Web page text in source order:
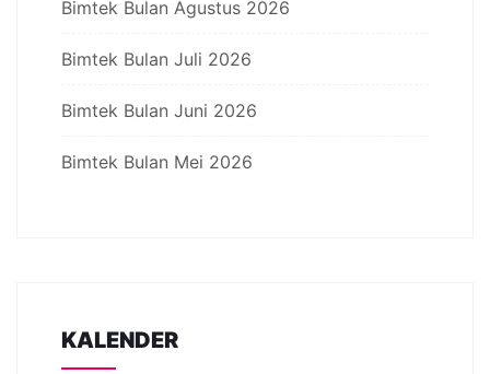
Bimtek Bulan Agustus 2026
Bimtek Bulan Juli 2026
Bimtek Bulan Juni 2026
Bimtek Bulan Mei 2026
KALENDER